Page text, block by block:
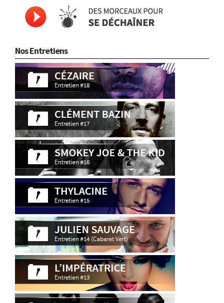
Nos Entretiens